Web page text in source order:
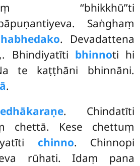
‘‘bhikkhū’’ti
Saṅghaṃ
. Devadattena
Bhindiyatīti bhinnoti hi
te kaṭṭhāni bhinnāni.
.
. Chindatīti
chettā. Kese chettuṃ
chinno. Chinnopi
rūhati. Idaṃ pana